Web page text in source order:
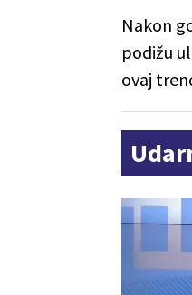
Nakon
podižu
ovaj